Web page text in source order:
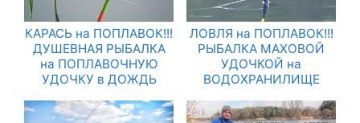
КАРАСЬ на ПОПЛАВОК!!!
ДУШЕВНАЯ РЫБАЛКА
на ПОПЛАВОЧНУЮ
УДОЧКУ в ДОЖДЬ
ЛОВЛЯ на ПОПЛАВОК!!!
РЫБАЛКА МАХОВОЙ
УДОЧКОЙ на
ВОДОХРАНИЛИЩЕ